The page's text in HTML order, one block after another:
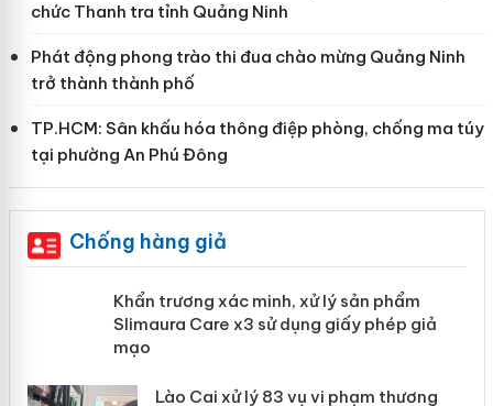
chức Thanh tra tỉnh Quảng Ninh
Phát động phong trào thi đua chào mừng Quảng Ninh
trở thành thành phố
TP.HCM: Sân khấu hóa thông điệp phòng, chống ma túy
tại phường An Phú Đông
Chống hàng giả
Khẩn trương xác minh, xử lý sản phẩm
Slimaura Care x3 sử dụng giấy phép